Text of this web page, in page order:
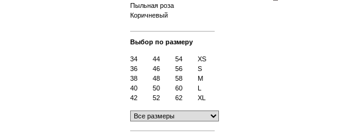
Пыльная роза
Коричневый
Выбор по размеру
34 44 54
XS
36
46 56
S
38
48 58
M
40
50 60
L
42
52 62 XL